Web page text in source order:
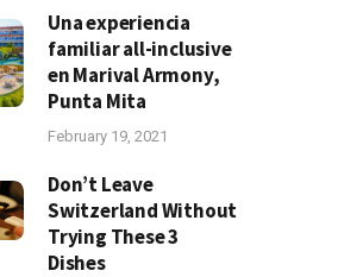
Una experiencia
familiar all-inclusive
en Marival Armony,
Punta Mita
February 19, 2021
Don’t Leave
Switzerland Without
Trying These 3
Dishes